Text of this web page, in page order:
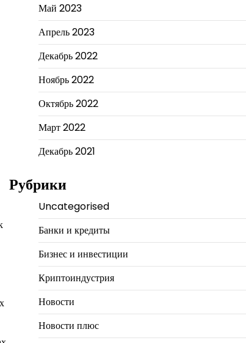
Май 2023
Апрель 2023
Декабрь 2022
Ноябрь 2022
Октябрь 2022
Март 2022
Декабрь 2021
Рубрики
Uncategorised
Банки и кредиты
Бизнес и инвестиции
Криптоиндустрия
Новости
Новости плюс